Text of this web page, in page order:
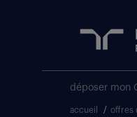
déposer mon
accueil / offres